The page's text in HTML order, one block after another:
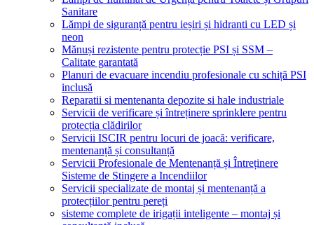
Sanitare
Lămpi de siguranță pentru ieșiri și hidranti cu LED și
neon
Mănuși rezistente pentru protecție PSI și SSM –
Calitate garantată
Planuri de evacuare incendiu profesionale cu schiță PSI
inclusă
Reparatii si mentenanta depozite si hale industriale
Servicii de verificare și întreținere sprinklere pentru
protecția clădirilor
Servicii ISCIR pentru locuri de joacă: verificare,
mentenanță și consultanță
Servicii Profesionale de Mentenanță și Întreținere
Sisteme de Stingere a Incendiilor
Servicii specializate de montaj și mentenanță a
protecțiilor pentru pereți
sisteme complete de irigații inteligente – montaj și